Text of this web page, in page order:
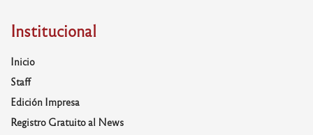
Institucional
Inicio
Staff
Edición Impresa
Registro Gratuito al News